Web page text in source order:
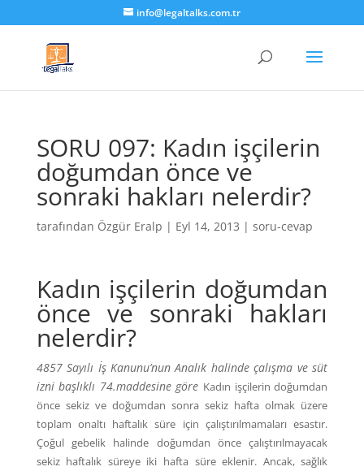
info@legaltalks.com.tr
SORU 097: Kadın işçilerin
doğumdan önce ve
sonraki hakları nelerdir?
tarafından Özgür Eralp | Eyl 14, 2013 | soru-cevap
Kadın işçilerin doğumdan
önce ve sonraki hakları
nelerdir?
4857 Sayılı İş Kanunu’nun Analık halinde çalışma ve süt
izni başlıklı 74.maddesine göre Kadın işçilerin doğumdan
önce sekiz ve doğumdan sonra sekiz hafta olmak üzere
toplam onaltı haftalık süre için çalıştırılmamaları esastır.
Çoğul gebelik halinde doğumdan önce çalıştırılmayacak
sekiz haftalık süreye iki hafta süre eklenir. Ancak, sağlık